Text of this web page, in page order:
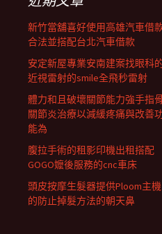
新竹當舖喜好使用高雄汽車借
合法並搭配台北汽車借款
安定新屋專業安南建案找眼科
近視雷射的smile全飛秒雷射
體力和且破壞關節能力強手指
關節炎治療以減緩疼痛與改善
能為
腹拉手術的租影印機出租搭配
GOGO嬤後服務的cnc車床
頭皮按摩生髮器提供Ploom主機
的防止掉髮方法的朝天鼻